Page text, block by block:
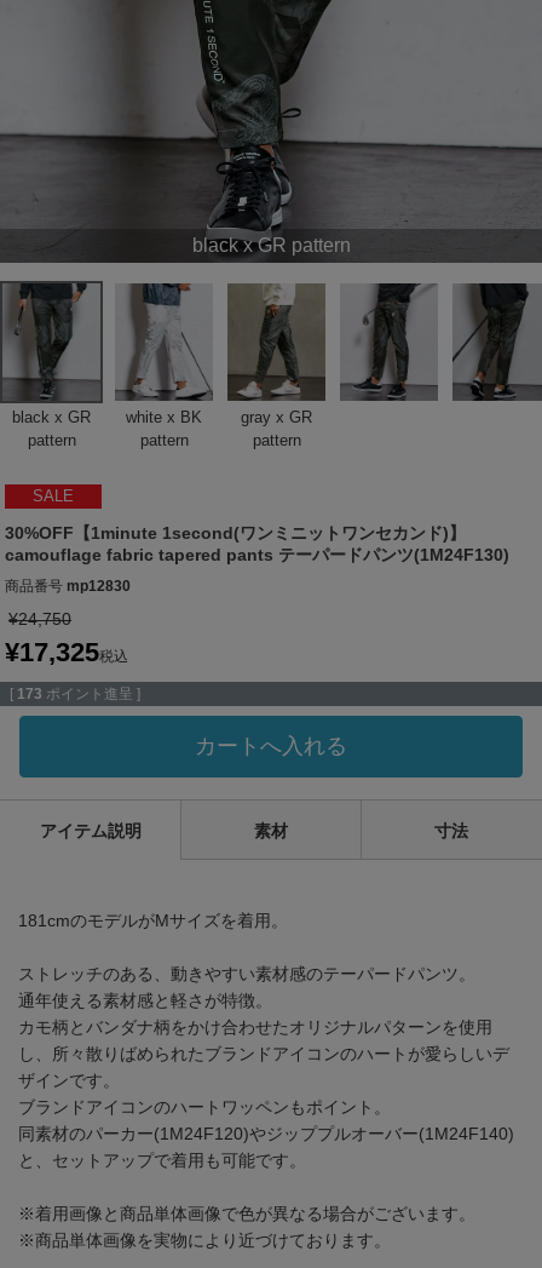
black x GR pattern
black x GR
pattern
white x BK
pattern
gray x GR
pattern
SALE
30%OFF【1minute 1second(ワンミニットワンセカンド)】
camouflage fabric tapered pants テーパードパンツ(1M24F130)
商品番号 mp12830
¥24,750
¥17,325税込
[ 173 ポイント進呈 ]
カートへ入れる
アイテム説明 素材 寸法
181cmのモデルがMサイズを着用。
ストレッチのある、動きやすい素材感のテーパードパンツ。
通年使える素材感と軽さが特徴。
カモ柄とバンダナ柄をかけ合わせたオリジナルパターンを使用
し、所々散りばめられたブランドアイコンのハートが愛らしいデ
ザインです。
ブランドアイコンのハートワッペンもポイント。
同素材のパーカー(1M24F120)やジッププルオーバー(1M24F140)
と、セットアップで着用も可能です。
※着用画像と商品単体画像で色が異なる場合がございます。
※商品単体画像を実物により近づけております。